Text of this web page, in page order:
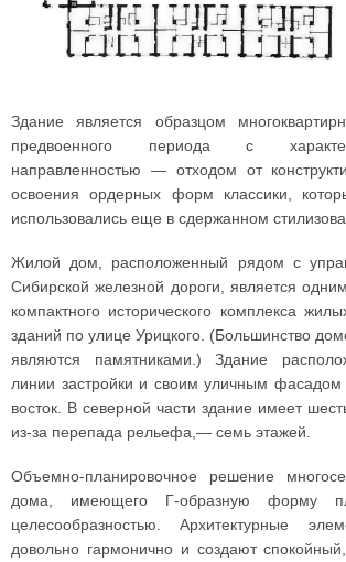
Здание является образцом
предвоенного периода с
направленностью — отходом от
освоения ордерных форм классики,
использовались еще в сдержанном
Жилой дом, расположенный рядом с
Сибирской железной дороги, является
компактного исторического комплекса
зданий по улице Урицкого. (Большинство
являются памятниками.) Здание
линии застройки и своим уличным фасадом
восток. В северной части здание имеет
из-за перепада рельефа,— семь этажей.
Объемно-планировочное решение
дома, имеющего Г-образную форму
целесообразностью. Архитектурные
довольно гармонично и создают